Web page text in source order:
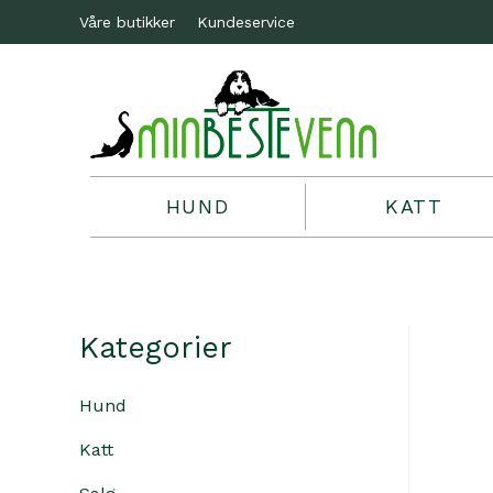
Våre butikker Kundeservice
HUND KATT
Kategorier
Hund
Katt